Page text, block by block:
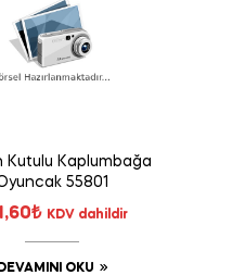
Kutulu Kaplumbağa
55801
₺ KDV dahildir
OKU